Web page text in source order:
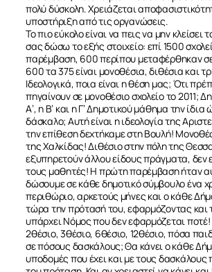
ΕΠΙΚΟΙΝΩΝΙΑ
πολύ δύσκολη. Χρειάζεται
υποστήριξη από τις οργανώσεις.
Το πιο εύκολο είναι να πεις να μην κλείσει
σας δώσω το εξής στοιχείο: επί 1500
παρέμβαση, 600 περίπου μεταφέρθηκαν
600 τα 375 είναι μονοθέσια, διθέσια και
Ιδεολογικά, ποια είναι η θέση μας; Ότι
πηγαίνουν σε μονοθέσιο σχολείο το 2011;
Α’, η Β’ και η Γ’ Δημοτικού μάθημα την ίδια
δάσκαλο; Αυτή είναι η ιδεολογία της
την επίθεση δεχτήκαμε στη Βουλή!
της Χαλκίδας! Διθέσιο στην πόλη της
εξυπηρετούν άλλου είδους πράγματα, δεν
τους μαθητές! Η πρώτη παρέμβαση ήταν
δώσουμε σε κάθε δημοτικό σύμβουλο ένα
περιθώριο, αρκετούς μήνες και ο κάθε
τώρα την πρότασή του, εφαρμόζοντας και
υπάρχει Νόμος που δεν εφαρμόζεται ποτέ!
2θέσιο, 3θέσιο, 6θέσιο, 12θέσιο, πόσα
σε πόσους δασκάλους; Θα κάνει ο κάθε
υποδομές που έχει και με τους δασκάλους